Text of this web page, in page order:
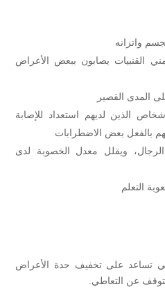
واتزانه
القنبيات يصابون ببعض الأعراض
المدى القصير
الذين لديهم استعداد للإصابة
بالفعل بعض الاضطرابات
الرجال، ويقلل معدل الخصوبة لدى
التعلم
تساعد على تخفيف حدة الأعراض
عن التعاطي.